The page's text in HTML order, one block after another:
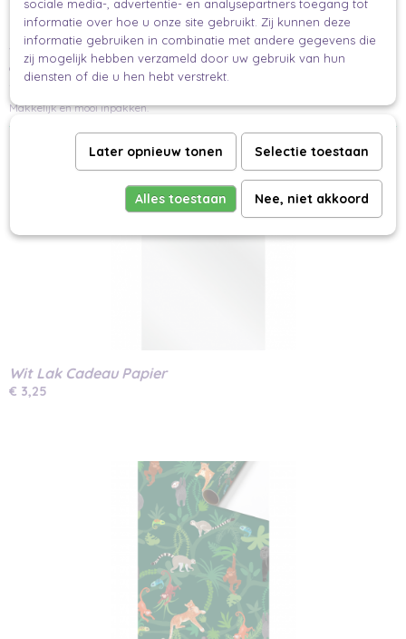
Maak je cadeau nog mooier en persoonlijker
Het meest persoonlijk is natuurlijk een handgeschreven wens of boodschap
van de gever. Schrijf jouw tekst op een minikaartje en voeg deze toe aan je
cadeau. Met een mooi lint sticker voor de finishing touch.
Zo maak jij een prachtig verpakt cadeau.
Makkelijk en mooi inpakken.
Ook interessant
Wit Lak Cadeau Papier
€ 3,25
sociale media-, advertentie- en analysepartners toegang tot
informatie over hoe u onze site gebruikt. Zij kunnen deze
informatie gebruiken in combinatie met andere gegevens die
zij mogelijk hebben verzameld door uw gebruik van hun
diensten of die u hen hebt verstrekt.
Later opnieuw tonen Selectie toestaan
Alles toestaan Nee, niet akkoord